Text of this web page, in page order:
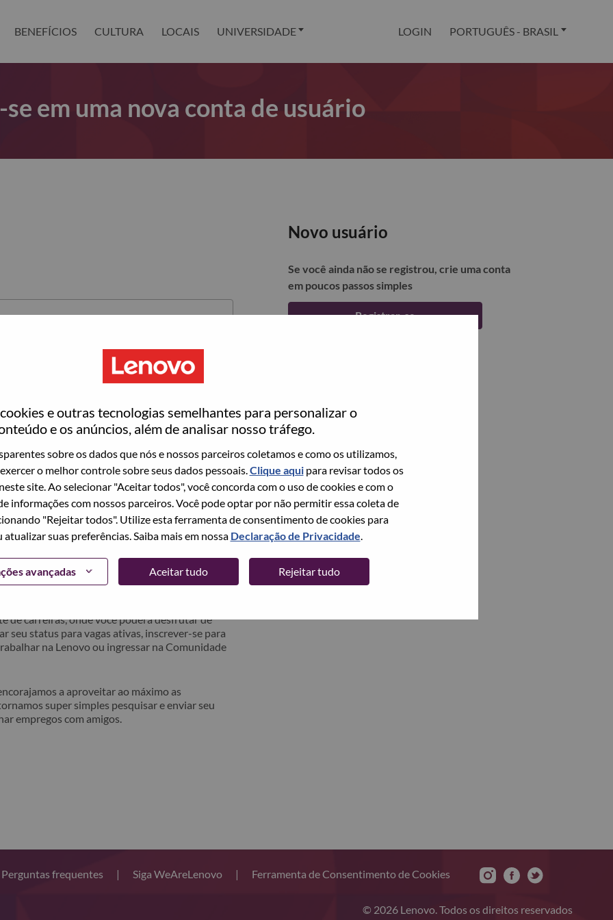
e outras tecnologias semelhantes para personalizar o
e os anúncios, além de analisar nosso tráfego.
sobre os dados que nós e nossos parceiros coletamos e como os utilizamos,
o melhor controle sobre seus dados pessoais.Clique aquipara revisar todos os
site. Ao selecionar "Aceitar todos", você concorda com o uso de cookies e com o
informações com nossos parceiros. Você pode optar por não permitir essa coleta de
"Rejeitar todos". Utilize esta ferramenta de consentimento de cookies para
atualizar suas preferências. Saiba mais em nossa Declaração de Privacidade.
avançadas Aceitar tudo Rejeitar tudo
BENEFÍCIOS CULTURA LOCAIS UNIVERSIDADE LOGIN PORTUGUÊS - BRASIL
em uma nova conta de usuário
no momento, temos seu e-mail salvo em nosso
redefinir e fazer login.
e/ou registrar-se como um novo usuário,
hrsupport@lenovo.com
com os detalhes do seu
de login do candidato" no assunto do e-
contato com você para obter suporte após a
de carreiras, onde você poderá desfrutar de
seu status para vagas ativas, inscrever-se para
na Lenovo ou ingressar na Comunidade
a aproveitar ao máximo as
super simples pesquisar e enviar seu
empregos com amigos.
Novo usuário
Se você ainda não se registrou, crie uma conta
em poucos passos simples
Registrar-se
Perguntas frequentes | Siga WeAreLenovo | Ferramenta de Consentimento de Cookies
© 2026 Lenovo. Todos os direitos reservados